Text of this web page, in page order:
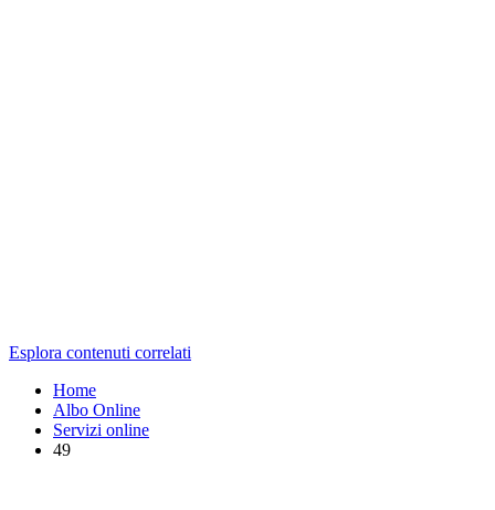
Esplora contenuti correlati
Home
Albo Online
Servizi online
49